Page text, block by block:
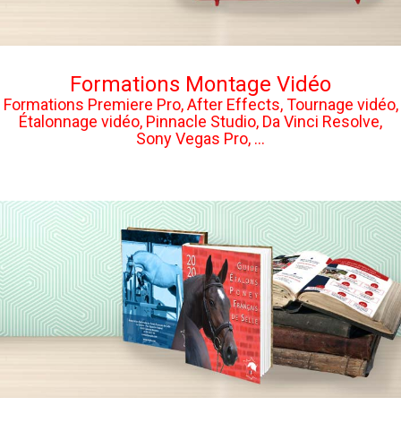
Formations Montage Vidéo
Formations Premiere Pro, After Effects, Tournage vidéo,
Étalonnage vidéo, Pinnacle Studio, Da Vinci Resolve,
Sony Vegas Pro, ...